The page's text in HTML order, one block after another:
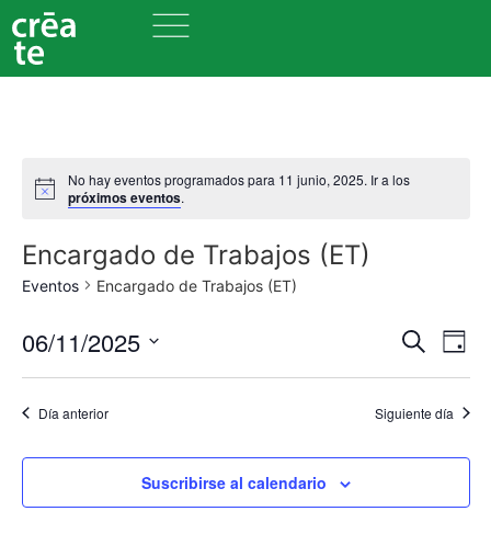
No hay eventos programados para 11 junio, 2025. Ir a los
próximos eventos.
Encargado de Trabajos (ET)
Eventos Encargado de Trabajos (ET)
de
y
Buscar
de
de
Día
06/11/2025
fecha.
Día anterior Siguiente día
Suscribirse al calendario